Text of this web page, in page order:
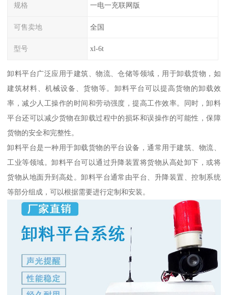
规格 一电一充联网版
可售卖地 全国
型号 xl-6t
卸料平台广泛应用于建筑、物流、仓储等领域，用于卸载货物，如
建筑材料、机械设备、货物等。卸料平台可以提高货物的卸载效
率，减少人工操作的时间和劳动强度，提高工作效率。同时，卸料
平台还可以减少货物在卸载过程中的损坏和误操作的可能性，保障
货物的安全和完整性。
卸料平台是一种用于卸载货物的平台设备，通常用于建筑、物流、
工业等领域。卸料平台可以通过升降装置将货物从高处卸下，或将
货物从地面升到高处。卸料平台通常由平台、升降装置、控制系统
等部分组成，可以根据需要进行定制和安装。